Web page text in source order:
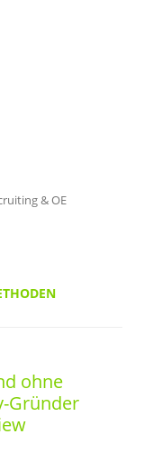
& OE
ohne
Gründer